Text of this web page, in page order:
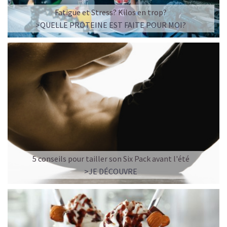
☕ LATTE MACCHIATO GLACÉ
Fatigue et Stress? Kilos en trop?
>QUELLE PROTEINE EST FAITE POUR MOI?
5 conseils pour tailler son Six Pack avant l'été
>JE DÉCOUVRE